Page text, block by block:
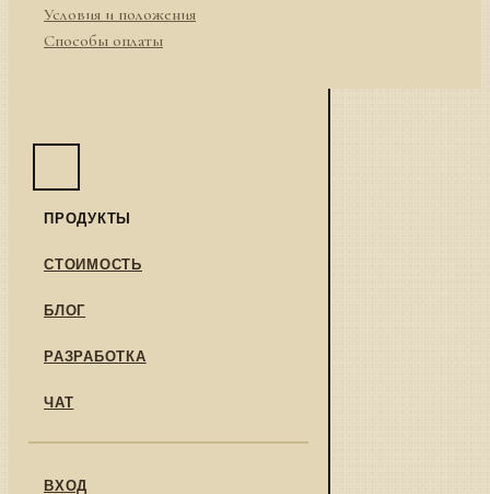
Условия и положения
Способы оплаты
ПРОДУКТЫ
СТОИМОСТЬ
БЛОГ
РАЗРАБОТКА
ЧАТ
ВХОД